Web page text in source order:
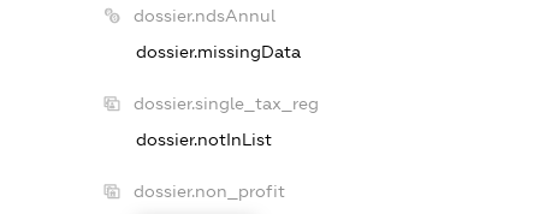
dossier.ndsAnnul
dossier.missingData
dossier.single_tax_reg
dossier.notInList
dossier.non_profit